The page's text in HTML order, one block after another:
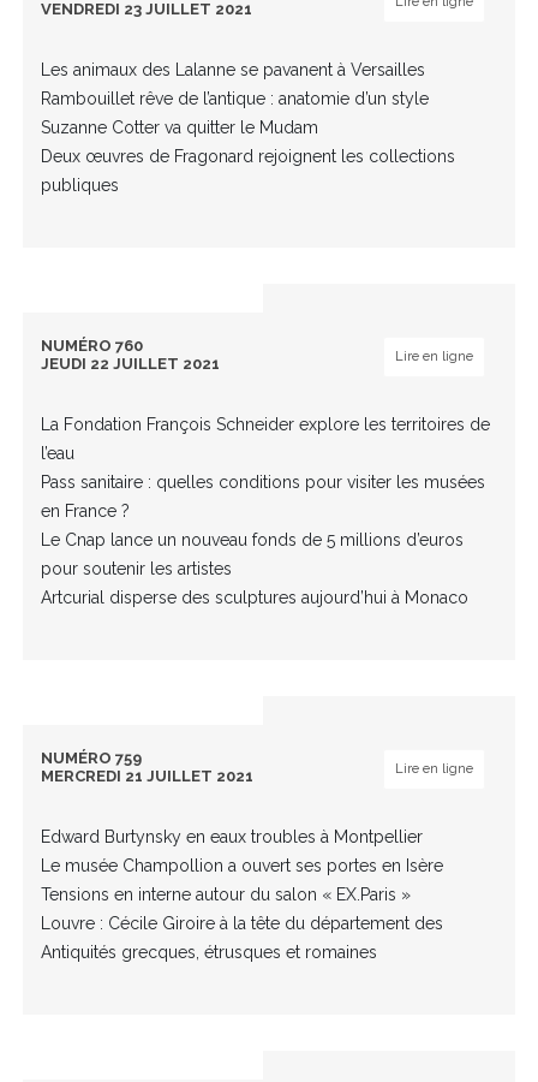
VENDREDI 23 JUILLET 2021
Les animaux des Lalanne se pavanent à Versailles
Rambouillet rêve de l’antique : anatomie d’un style
Suzanne Cotter va quitter le Mudam
Deux œuvres de Fragonard rejoignent les collections
publiques
NUMÉRO 760
JEUDI 22 JUILLET 2021
Lire en ligne
La Fondation François Schneider explore les territoires de
l’eau
Pass sanitaire : quelles conditions pour visiter les musées
en France ?
Le Cnap lance un nouveau fonds de 5 millions d’euros
pour soutenir les artistes
Artcurial disperse des sculptures aujourd’hui à Monaco
NUMÉRO 759
MERCREDI 21 JUILLET 2021
Lire en ligne
Edward Burtynsky en eaux troubles à Montpellier
Le musée Champollion a ouvert ses portes en Isère
Tensions en interne autour du salon « EX.Paris »
Louvre : Cécile Giroire à la tête du département des
Antiquités grecques, étrusques et romaines